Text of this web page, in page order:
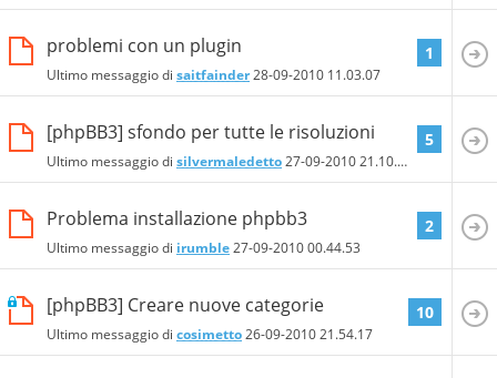
problemi con un plugin
Ultimo messaggio di saitfainder28-09-2010 11.03.07
1
[phpBB3] sfondo per tutte le risoluzioni
Ultimo messaggio di silvermaledetto27-09-201021.10.47
5
Problema installazione phpbb3
Ultimo messaggio di irumble27-09-201000.44.53
2
[phpBB3] Creare nuove categorie
Ultimo messaggio di cosimetto26-09-201021.54.17
10